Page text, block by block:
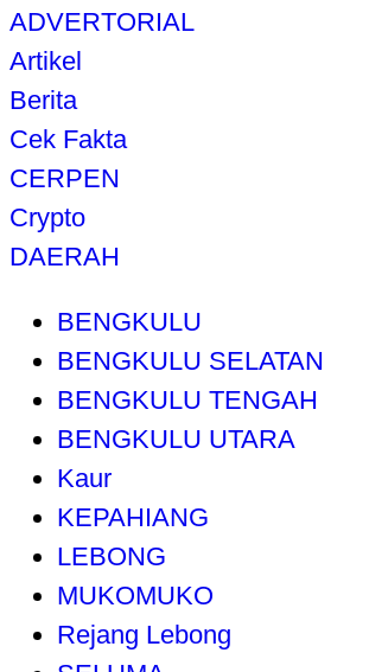
ADVERTORIAL
Artikel
Berita
Cek Fakta
CERPEN
Crypto
DAERAH
BENGKULU
BENGKULU SELATAN
BENGKULU TENGAH
BENGKULU UTARA
Kaur
KEPAHIANG
LEBONG
MUKOMUKO
Rejang Lebong